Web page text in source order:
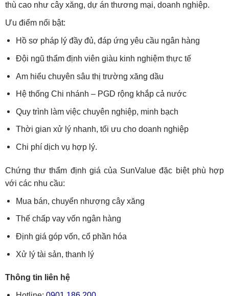
thù cao như cây xăng, dự án thương mại, doanh nghiệp.
Ưu điểm nổi bật:
Hồ sơ pháp lý đầy đủ, đáp ứng yêu cầu ngân hàng
Đội ngũ thẩm định viên giàu kinh nghiệm thực tế
Am hiểu chuyên sâu thị trường xăng dầu
Hệ thống Chi nhánh – PGD rộng khắp cả nước
Quy trình làm việc chuyên nghiệp, minh bạch
Thời gian xử lý nhanh, tối ưu cho doanh nghiệp
Chi phí dịch vụ hợp lý.
Chứng thư thẩm định giá của SunValue đặc biệt phù hợp
với các nhu cầu:
Mua bán, chuyển nhượng cây xăng
Thế chấp vay vốn ngân hàng
Định giá góp vốn, cổ phần hóa
Xử lý tài sản, thanh lý
Thông tin liên hệ